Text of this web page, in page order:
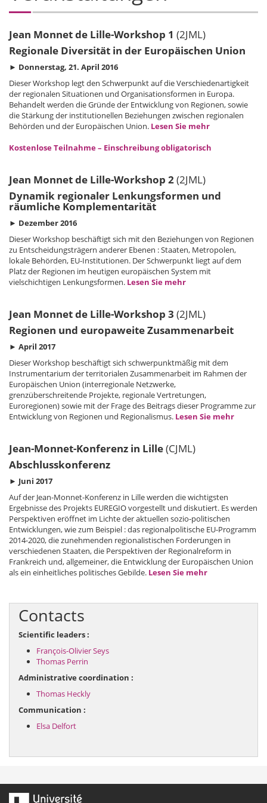
Jean Monnet de Lille-Workshop 1 (2JML)
Regionale Diversität in der Europäischen Union
► Donnerstag, 21. April 2016
Dieser Workshop legt den Schwerpunkt auf die Verschiedenartigkeit
der regionalen Situationen und Organisationsformen in Europa.
Behandelt werden die Gründe der Entwicklung von Regionen, sowie
die Stärkung der institutionellen Beziehungen zwischen regionalen
Behörden und der Europäischen Union. Lesen Sie mehr
Kostenlose Teilnahme – Einschreibung obligatorisch
Jean Monnet de Lille-Workshop 2(2JML)
Dynamik regionaler Lenkungsformen und
räumliche Komplementarität
► Dezember 2016
Dieser Workshop beschäftigt sich mit den Beziehungen von Regionen
zu Entscheidungsträgern anderer Ebenen : Staaten, Metropolen,
lokale Behörden, EU-Institutionen. Der Schwerpunkt liegt auf dem
Platz der Regionen im heutigen europäischen System mit
vielschichtigen Lenkungsformen. Lesen Sie mehr
Jean Monnet de Lille-Workshop 3 (2JML)
Regionen und europaweite Zusammenarbeit
► April 2017
Dieser Workshop beschäftigt sich schwerpunktmäßig mit dem
Instrumentarium der territorialen Zusammenarbeit im Rahmen der
Europäischen Union (interregionale Netzwerke,
grenzüberschreitende Projekte, regionale Vertretungen,
Euroregionen) sowie mit der Frage des Beitrags dieser Programme zur
Entwicklung von Regionen und Regionalismus. Lesen Sie mehr
Jean-Monnet-Konferenz in Lille(CJML)
Abschlusskonferenz
► Juni 2017
Auf der Jean-Monnet-Konferenz in Lille werden die wichtigsten
Ergebnisse des Projekts EUREGIO vorgestellt und diskutiert. Es werden
Perspektiven eröffnet im Lichte der aktuellen sozio-politischen
Entwicklungen, wie zum Beispiel : das regionalpolitische EU-Programm
2014-2020, die zunehmenden regionalistischen Forderungen in
verschiedenen Staaten, die Perspektiven der Regionalreform in
Frankreich und, allgemeiner, die Entwicklung der Europäischen Union
als ein einheitliches politisches Gebilde. Lesen Sie mehr
Contacts
Scientific leaders :
François-Olivier Seys
Thomas Perrin
Administrative coordination :
Thomas Heckly
Communication :
Elsa Delfort